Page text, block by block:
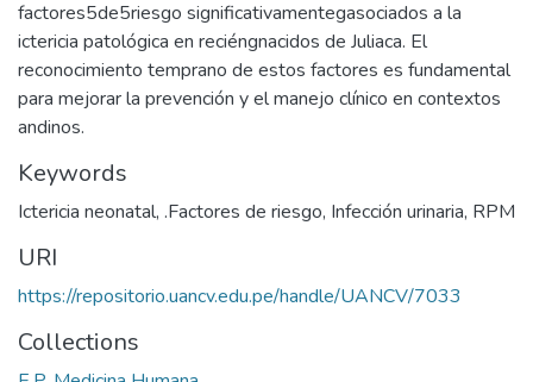
factores5de5riesgo significativamentegasociados a la
ictericia patológica en reciéngnacidos de Juliaca. El
reconocimiento temprano de estos factores es fundamental
para mejorar la prevención y el manejo clínico en contextos
andinos.
Keywords
Ictericia neonatal, .Factores de riesgo, Infección urinaria, RPM
URI
https://repositorio.uancv.edu.pe/handle/UANCV/7033
Collections